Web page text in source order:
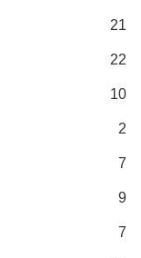
21
22
10
2
7
9
7